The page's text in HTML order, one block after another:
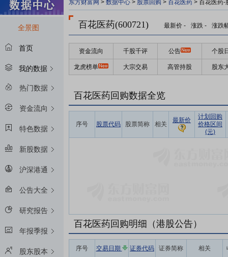
全景图
首页
我的数据
热门数据
资金流向
特色数据
新股数据
沪深港通
公告大全
研究报告
年报季报
股东股本
东方财富网 > 数据中心 > 股票回购 > 百花医药 > 百花医药-
百花医药(600721) 最新价 - 涨跌 - 涨跌
资金流向 千股千评 公告 个股
龙虎榜单 大宗交易 高管持股 股东
百花医药回购数据全览
序号 股票代码 股票简称 相关
最新价
计划回购
价格区间
(元)
百花医药回购明细（港股公告）
序号 交易日期 证券代码 证券简称 相关